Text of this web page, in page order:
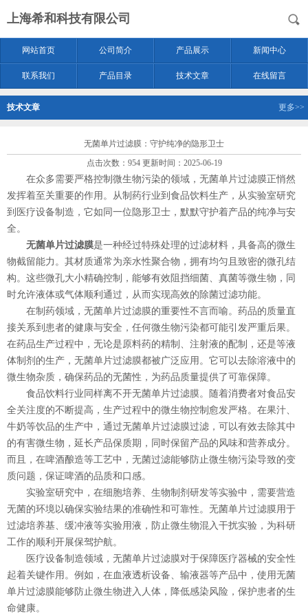
上海希和科技有限公司
网站首页 公司简介 产品展示 新闻中心
联系我们 产品目录 技术文章 在线留言
技术文章 更多>>
无菌单片过滤膜：守护纯净的隐形卫士
点击次数：954 更新时间：2025-06-19
在众多需要严格控制微生物污染的领域，无菌单片过滤膜正悄然
发挥着至关重要的作用。从制药行业到食品饮料生产，从实验室研究
到医疗设备制造，它如同一位隐形卫士，默默守护着产品的纯净与安
全。
无菌单片过滤膜是一种经过特殊处理的过滤材料，具备高的微生
物截留能力。其材质通常为亲水性聚合物，拥有均匀且致密的微孔结
构。这些微孔大小精确控制，能够有效阻挡细菌、真菌等微生物，同
时允许液体或气体顺利通过，从而实现高效的除菌过滤功能。
在制药领域，无菌单片过滤膜的重要性不言而喻。药品的质量直
接关系到患者的健康与安全，任何微生物污染都可能引发严重后果。
在药品生产过程中，无论是原料药的精制、注射液的配制，还是等液
体制剂的生产，无菌单片过滤膜都被广泛应用。它可以去除溶液中的
微生物杂质，确保药品的无菌性，为药品质量提供了可靠保障。
食品饮料行业同样离不开无菌单片过滤膜。随着消费者对食品安
全关注度的不断提高，生产过程中的微生物控制愈发严格。在果汁、
牛奶等饮品的生产中，通过无菌单片过滤膜过滤，可以有效去除其中
的有害微生物，延长产品保质期，同时保留产品的风味和营养成分。
而且，在啤酒酿造等工艺中，无菌过滤能够防止微生物污染导致的变
质问题，保证啤酒的品质和口感。
实验室研究中，在细胞培养、生物制剂研发等实验中，需要营造
无菌的环境以确保实验结果的准确性和可靠性。无菌单片过滤膜用于
过滤培养基、缓冲液等实验用液，防止微生物混入干扰实验，为科研
工作的顺利开展保驾护航。
医疗设备制造领域，无菌单片过滤膜对于保障医疗器械的安全性
起着关键作用。例如，在血液透析设备、输液器等产品中，使用无菌
单片过滤膜能够防止微生物进入人体，降低感染风险，保护患者的生
命健康。